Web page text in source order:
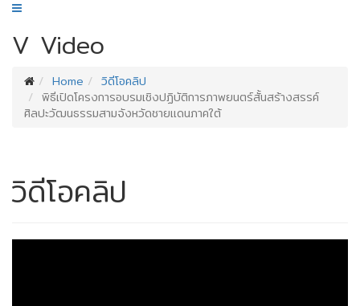
V Video
Home
วิดีโอคลิป
พิธีเปิดโครงการอบรมเชิงปฏิบัติการภาพยนตร์สั้นสร้างสรรค์
ศิลปะวัฒนธรรมสามจังหวัดชายแดนภาคใต้
วิดีโอคลิป